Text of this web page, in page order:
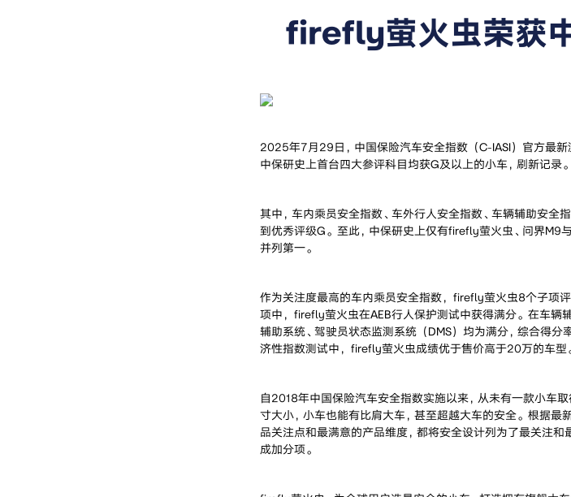
firefly萤火虫荣获
2025年7月29日，中国保险汽车安全指数（C-IASI）官方最
中保研史上首台四大参评科目均获G及以上的小车，刷新记录。
其中，车内乘员安全指数、车外行人安全指数、车辆辅助安
到优秀评级G。至此，中保研史上仅有firefly萤火虫、问界M9
并列第一。
作为关注度最高的车内乘员安全指数，firefly萤火虫8个子项
项中，firefly萤火虫在AEB行人保护测试中获得满分。在车辆
辅助系统、驾驶员状态监测系统（DMS）均为满分，综合得
济性指数测试中，firefly萤火虫成绩优于售价高于20万的车型
自2018年中国保险汽车安全指数实施以来，从未有一款小车
寸大小，小车也能有比肩大车，甚至超越大车的安全。根据
品关注点和最满意的产品维度，都将安全设计列为了最关注
成加分项。